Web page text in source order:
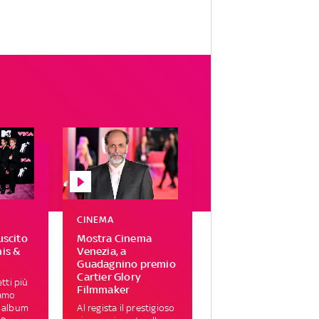
&
più
Mostra Cinema
Venezia, a
Guadagnino premio
Cartier Glory
Filmmaker
CINEMA
Al regista il prestigioso